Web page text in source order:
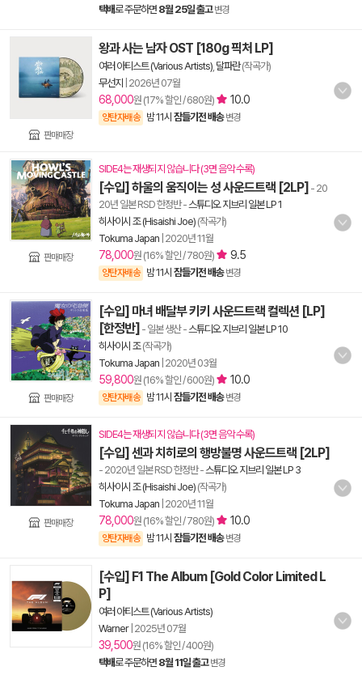
택배로 주문하면 8월 25일 출고 변경
판매매장
왕과 사는 남자 OST [180g 픽처 LP]
여러 아티스트 (Various Artists) 달파란(작곡가)
무선지
2026년 07월
68,000원 (17% 할인 / 680원) 10.0
양탄자배송 밤 11시 잠들기전 배송 변경
판매매장
SIDE4는 재생되지 않습니다 (3면 음악 수록)
[수입] 하울의 움직이는 성 사운드트랙 [2LP] - 20
20년 일본 RSD 한정반-스튜디오 지브리 일본 LP 1
히사이시 조 (Hisaishi Joe) (작곡가)
Tokuma Japan 2020년 11월
78,000원 (16% 할인 / 780원) 9.5
양탄자배송 밤 11시 잠들기전 배송 변경
판매매장
[수입] 마녀 배달부 키키 사운드트랙 컬렉션 [LP]
[한정반] - 일본 생산-스튜디오 지브리 일본 LP 10
히사이시 조(작곡가)
Tokuma Japan 2020년 03월
59,800원 (16% 할인 / 600원) 10.0
양탄자배송 밤 11시 잠들기전 배송 변경
판매매장
SIDE4는 재생되지 않습니다 (3면 음악 수록)
[수입] 센과 치히로의 행방불명 사운드트랙 [2LP]
- 2020년 일본 RSD 한정반-스튜디오 지브리 일본 LP 3
히사이시 조 (Hisaishi Joe) (작곡가)
Tokuma Japan 2020년 11월
78,000원 (16% 할인 / 780원) 10.0
양탄자배송 밤 11시 잠들기전 배송 변경
[수입] F1 The Album [Gold Color Limited L
P]
여러 아티스트 (Various Artists)
Warner 2025년 07월
39,500원 (16% 할인 / 400원)
택배로 주문하면 8월 11일 출고 변경